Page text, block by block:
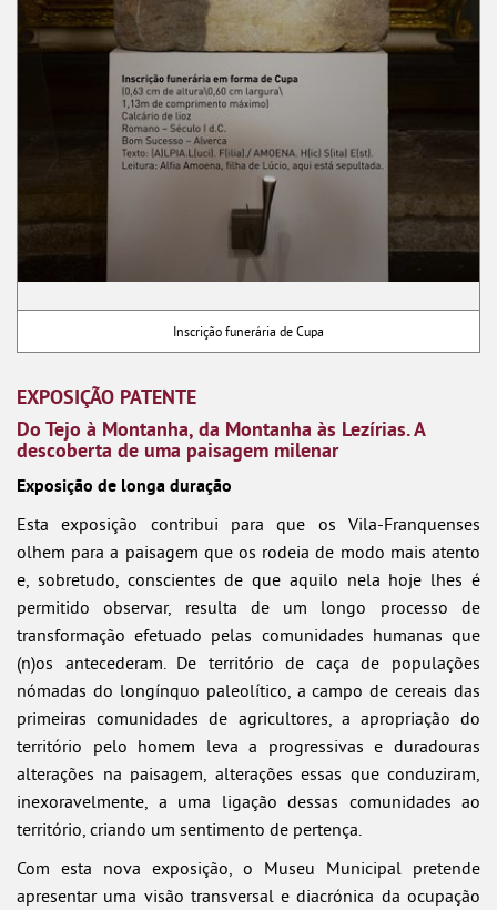
Inscrição funerária de Cupa
EXPOSIÇÃO PATENTE
Do Tejo à Montanha, da Montanha às Lezírias. A
descoberta de uma paisagem milenar
Exposição de longa duração
Esta exposição contribui para que os Vila-Franquenses
olhem para a paisagem que os rodeia de modo mais atento
e, sobretudo, conscientes de que aquilo nela hoje lhes é
permitido observar, resulta de um longo processo de
transformação efetuado pelas comunidades humanas que
(n)os antecederam. De território de caça de populações
nómadas do longínquo paleolítico, a campo de cereais das
primeiras comunidades de agricultores, a apropriação do
território pelo homem leva a progressivas e duradouras
alterações na paisagem, alterações essas que conduziram,
inexoravelmente, a uma ligação dessas comunidades ao
território, criando um sentimento de pertença.
Com esta nova exposição, o Museu Municipal pretende
apresentar uma visão transversal e diacrónica da ocupação